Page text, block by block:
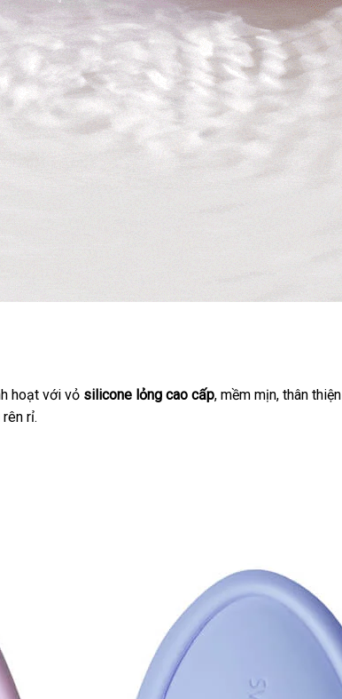
hoạt khuyến
với vỏ silicone lỏng cao cấpdanh
, mềm mịnđại
, thân thiện
rỉ.